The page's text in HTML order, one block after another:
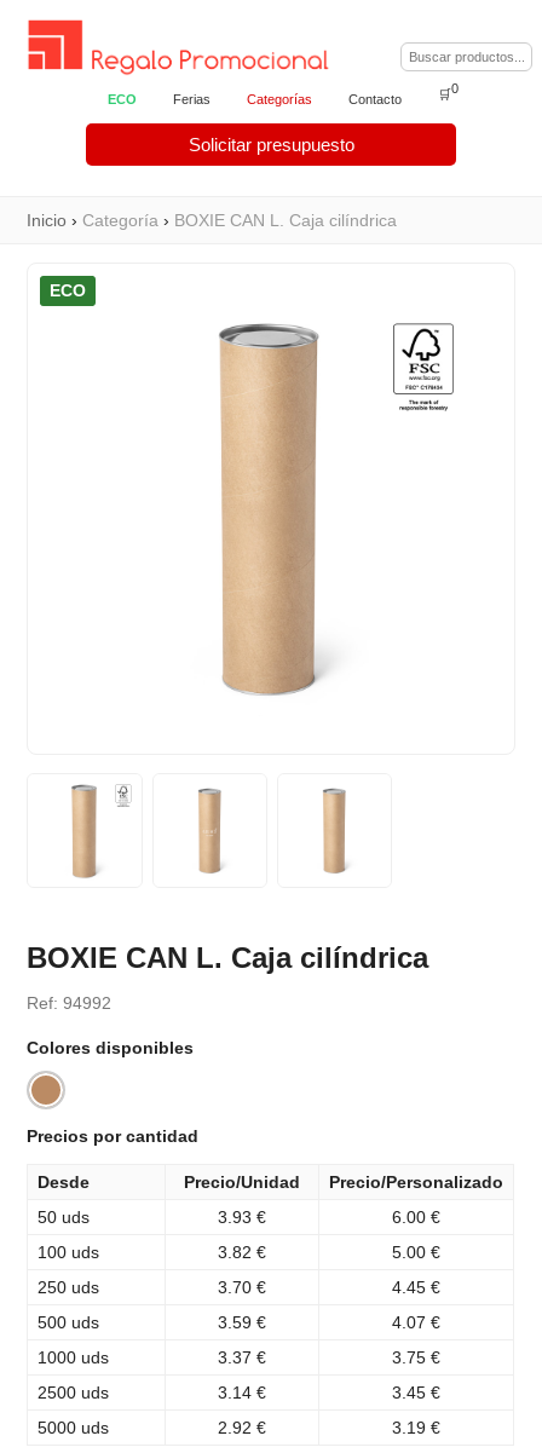
ECO Ferias Categorías Contacto
Solicitar presupuesto
🛒0
Inicio ›Categoría › BOXIE CAN L. Caja cilíndrica
ECO
BOXIE CAN L. Caja cilíndrica
Ref: 94992
Colores disponibles
Precios por cantidad
Desde Precio/Unidad
Precio/Personalizado
50 uds
3.93 €
6.00 €
100 uds
3.82 €
5.00 €
250 uds
3.70 €
4.45 €
500 uds
3.59 €
4.07 €
1000 uds
3.37 €
3.75 €
2500 uds
3.14 €
3.45 €
5000 uds
2.92 € 3.19 €